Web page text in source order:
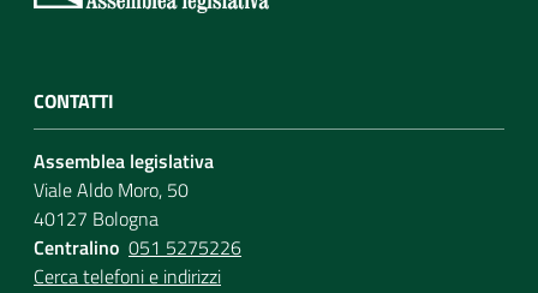
CONTATTI
Assemblea legislativa
Viale Aldo Moro, 50
40127 Bologna
Centralino 051 5275226
Cerca telefoni e indirizzi